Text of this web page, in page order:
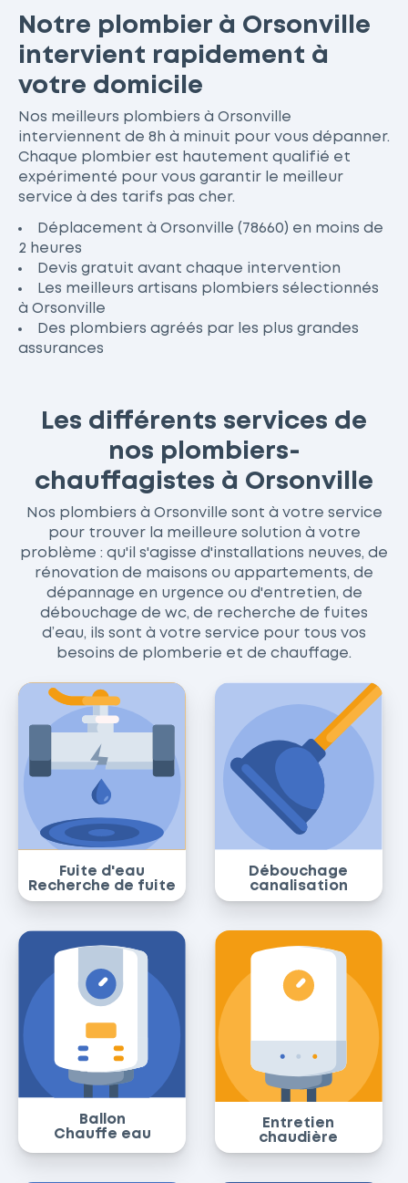
Notre plombier à Orsonville
intervient rapidement à
votre domicile
Nos meilleurs plombiers à Orsonville
interviennent de 8h à minuit pour vous dépanner.
Chaque plombier est hautement qualifié et
expérimenté pour vous garantir le meilleur
service à des tarifs pas cher.
Déplacement à Orsonville (78660) en moins de
2 heures
Devis gratuit avant chaque intervention
Les meilleurs artisans plombiers sélectionnés
à Orsonville
Des plombiers agréés par les plus grandes
assurances
Les différents services de
nos plombiers-
chauffagistes à Orsonville
Nos plombiers à Orsonville sont à votre service
pour trouver la meilleure solution à votre
problème : qu'il s'agisse d'installations neuves, de
rénovation de maisons ou appartements, de
dépannage en urgence ou d'entretien, de
débouchage de wc, de recherche de fuites
d’eau, ils sont à votre service pour tous vos
besoins de plomberie et de chauffage.
Fuite d'eau
Recherche de fuite
Débouchage
canalisation
Ballon
Chauffe eau
Entretien
chaudière